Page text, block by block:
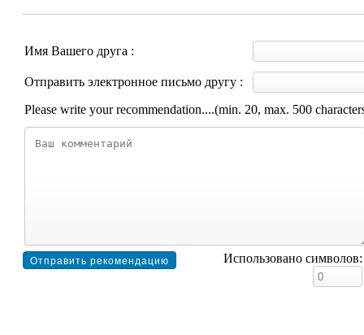
Имя Вашего друга :
Отправить электронное письмо другу :
Please write your recommendation....(min. 20, max. 500
Использовано символов: